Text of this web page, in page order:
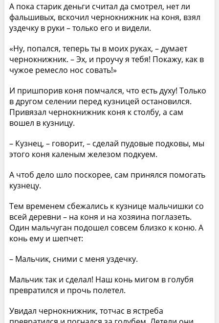
А пока старик деньги считал да смотрел, нет ли
фальшивых, вскочил чернокнижник на коня, взял
уздечку в руки – только его и видели.
«Ну, попался, теперь ты в моих руках, – думает
чернокнижник. – Эх, и проучу я тебя! Покажу, как в
чужое ремесло нос совать!»
И пришпорив коня помчался, что есть духу! Только
в другом селении перед кузницей остановился.
Привязал чернокнижник коня к столбу, а сам
вошел в кузницу.
– Кузнец, – говорит, – сделай пудовые подковы, мы
этого коня каленым железом подкуем.
А чтоб дело шло поскорее, сам принялся помогать
кузнецу.
Тем временем сбежались к кузнице мальчишки со
всей деревни – на коня и на хозяина поглазеть.
Один мальчуган подошел совсем близко к коню. А
конь ему и шепчет:
– Мальчик, сними с меня уздечку.
Мальчик так и сделал! Наш конь мигом в голубя
превратился и прочь полетел.
Увидал чернокнижник, тотчас в ястреба